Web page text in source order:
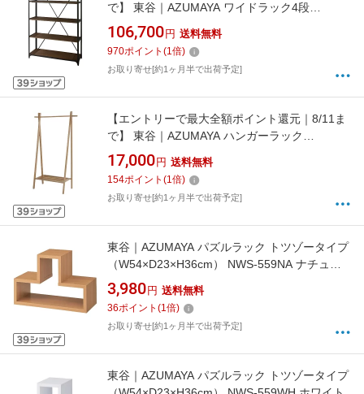
で】 東谷｜AZUMAYA ワイドラック4段
（W121×D43×H180cm） DIS-939BK ブラック
106,700 円 送料無料
970ポイント (1倍)
お取り寄せ[約1ヶ月半で出荷予定]
【エントリーで最大全額ポイント還元｜8/11ま
で】 東谷｜AZUMAYA ハンガーラック
（W89×D50×H151cm） MTK-527NA ナチュラ
ル
17,000 円 送料無料
154ポイント (1倍)
お取り寄せ[約1ヶ月半で出荷予定]
東谷｜AZUMAYA パズルラック トツゾータイプ
（W54×D23×H36cm） NWS-559NA ナチュラ
ル
3,980 円 送料無料
36ポイント (1倍)
お取り寄せ[約1ヶ月半で出荷予定]
東谷｜AZUMAYA パズルラック トツゾータイプ